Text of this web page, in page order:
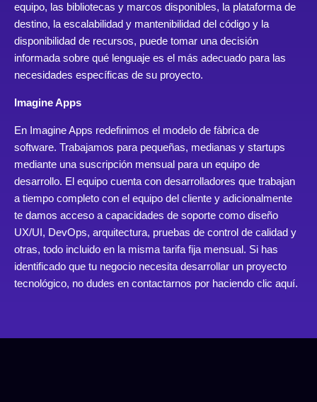
equipo, las bibliotecas y marcos disponibles, la plataforma de
destino, la escalabilidad y mantenibilidad del código y la
disponibilidad de recursos, puede tomar una decisión
informada sobre qué lenguaje es el más adecuado para las
necesidades específicas de su proyecto.
Imagine Apps
En Imagine Apps redefinimos el modelo de fábrica de
software. Trabajamos para pequeñas, medianas y startups
mediante una suscripción mensual para un equipo de
desarrollo. El equipo cuenta con desarrolladores que trabajan
a tiempo completo con el equipo del cliente y adicionalmente
te damos acceso a capacidades de soporte como diseño
UX/UI, DevOps, arquitectura, pruebas de control de calidad y
otras, todo incluido en la misma tarifa fija mensual. Si has
identificado que tu negocio necesita desarrollar un proyecto
tecnológico, no dudes en contactarnos por haciendo clic aquí.